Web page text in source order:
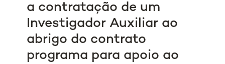
a contratação de um
Investigador Auxiliar ao
abrigo do contrato
programa para apoio ao